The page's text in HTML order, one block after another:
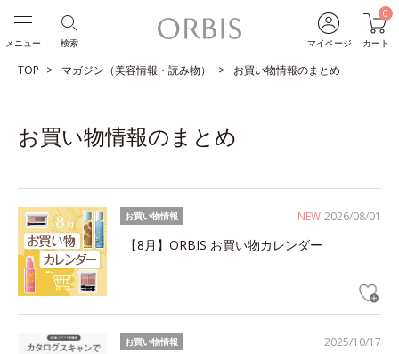
マイページ
0
カート
検索
メニュー
TOP マガジン（美容情報・読み物） お買い物情報のまとめ
お買い物情報のまとめ
NEW 2026/08/01
お買い物情報
【8月】ORBIS お買い物カレンダー
2025/10/17
お買い物情報